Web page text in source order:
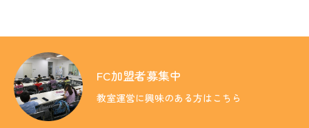
入会のご案内
教室の検索
その他の情報
FC加盟者募集中
教室運営に興味のある方はこちら